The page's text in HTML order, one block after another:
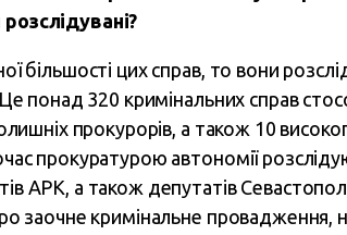
більшості цих справ, то вони
понад 320 кримінальних справ
прокурорів, а також 10
прокуратурою автономії
АРК, а також депутатів
заочне кримінальне провадження,